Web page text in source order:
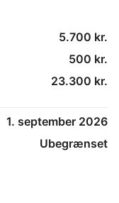
5.700 kr.
500 kr.
23.300 kr.
1. september 2026
Ubegrænset